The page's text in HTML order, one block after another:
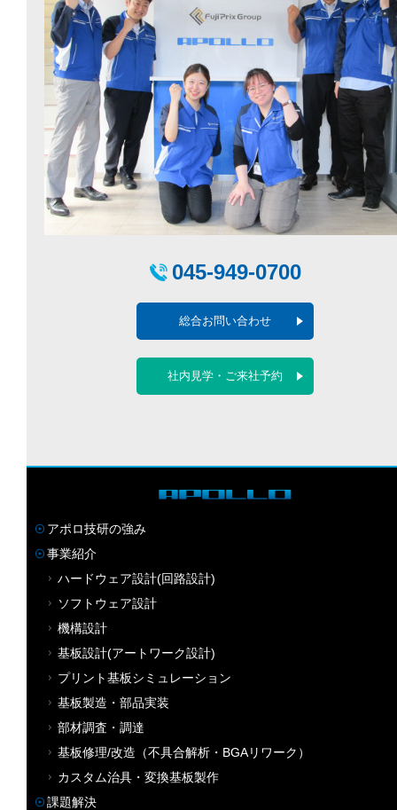
045-949-0700
総合お問い合わせ
社内見学・ご来社予約
アポロ技研の強み
事業紹介
ハードウェア設計(回路設計)
ソフトウェア設計
機構設計
基板設計(アートワーク設計)
プリント基板シミュレーション
基板製造・部品実装
部材調査・調達
基板修理/改造（不具合解析・BGAリワーク）
カスタム治具・変換基板製作
課題解決